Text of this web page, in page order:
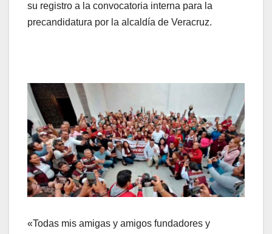
su registro a la convocatoria interna para la
precandidatura por la alcaldía de Veracruz.
«Todas mis amigas y amigos fundadores y